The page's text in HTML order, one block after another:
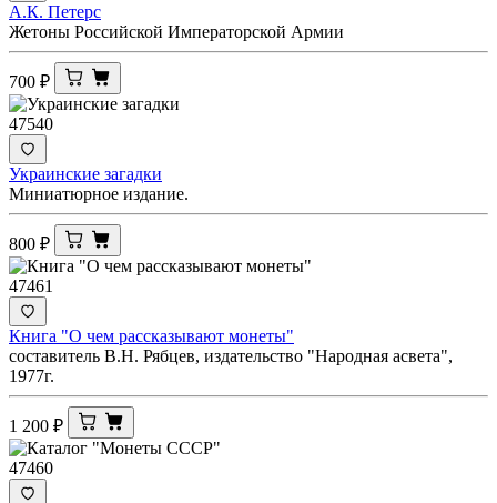
А.К. Петерс
Жетоны Российской Императорской Армии
700 ₽
47540
Украинские загадки
Миниатюрное издание.
800 ₽
47461
Книга "О чем рассказывают монеты"
составитель В.Н. Рябцев, издательство "Народная асвета",
1977г.
1 200 ₽
47460